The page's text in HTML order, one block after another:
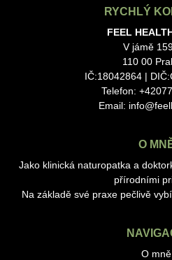
RYCHLÝ
FEEL
V jámě
110 00
IČ:18042864 |
Telefon:
Email:
O
Jako klinická naturopatka a
přírodními
Na základě své praxe pečlivě
O mně